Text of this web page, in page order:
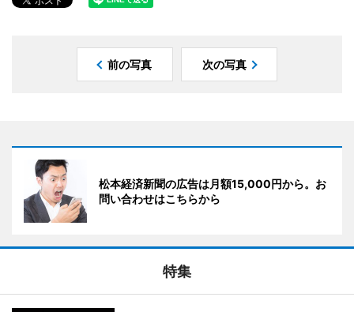
前の写真 次の写真
松本経済新聞の広告は月額15,000円から。お
問い合わせはこちらから
特集